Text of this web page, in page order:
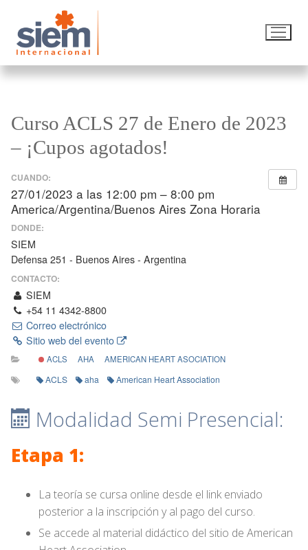
Curso ACLS 27 de Enero de 2023
– ¡Cupos agotados!
CUANDO:
27/01/2023 a las 12:00 pm – 8:00 pm
America/Argentina/Buenos Aires Zona Horaria
DONDE:
SIEM
Defensa 251 - Buenos Aires - Argentina
CONTACTO:
SIEM
+54 11 4342-8800
Correo electrónico
Sitio web del evento
ACLS AHA AMERICAN HEART ASOCIATION
ACLS aha American Heart Association
Modalidad Semi Presencial:
Etapa 1:
La teoría se cursa online desde el link enviado
posterior a la inscripción y al pago del curso.
Se accede al material didáctico del sitio de American